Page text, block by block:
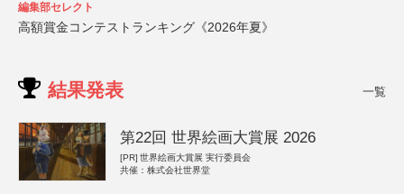
編集部セレクト
高額賞金コンテストランキング《2026年夏》
結果発表 一覧
第22回 世界絵画大賞展 2026
[PR] 世界絵画大賞展 実行委員会
共催：株式会社世界堂